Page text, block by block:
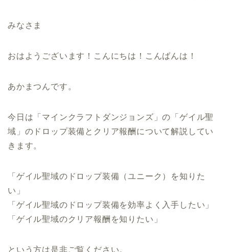
みなさま
おはようございます！こんにちは！こんばんは！
あかまつんです。
今日は「マインクラフトダンジョンズ」の「ゲイル聖
域」のドロップ装備とクリア報酬について解説してい
きます。
「ゲイル聖域のドロップ装備（ユニーク）を知りた
い」
「ゲイル聖域のドロップ装備を効率よく入手したい」
「ゲイル聖域のクリア報酬を知りたい」
という方は是非ご覧ください。